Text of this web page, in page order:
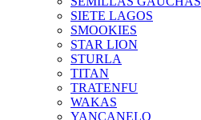
SIETE LAGOS
SMOOKIES
STAR LION
STURLA
TITAN
TRATENFU
WAKAS
YANCANELO